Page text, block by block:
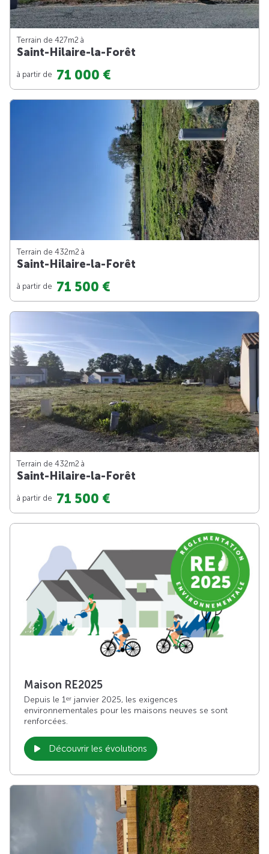
Terrain de 427m2 à
Saint-Hilaire-la-Forêt
à partir de 71 000 €
Terrain de 432m2 à
Saint-Hilaire-la-Forêt
à partir de 71 500 €
Terrain de 432m2 à
Saint-Hilaire-la-Forêt
à partir de 71 500 €
Maison RE2025
Depuis le 1er janvier 2025, les exigences
environnementales pour les maisons neuves se sont
renforcées.
Découvrir les évolutions